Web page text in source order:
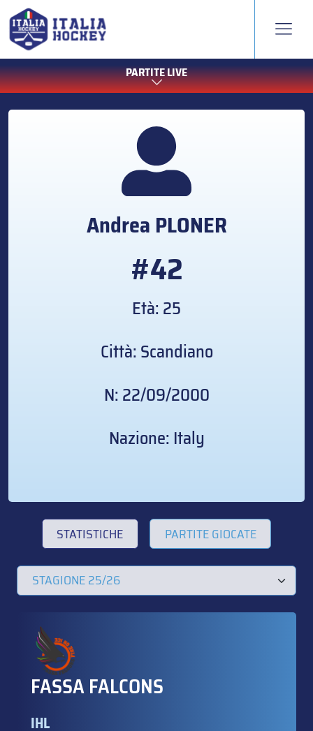
PARTITE LIVE
Andrea PLONER
#42
Età: 25
Città: Scandiano
N: 22/09/2000
Nazione: Italy
STATISTICHE PARTITE GIOCATE
FASSA FALCONS
IHL